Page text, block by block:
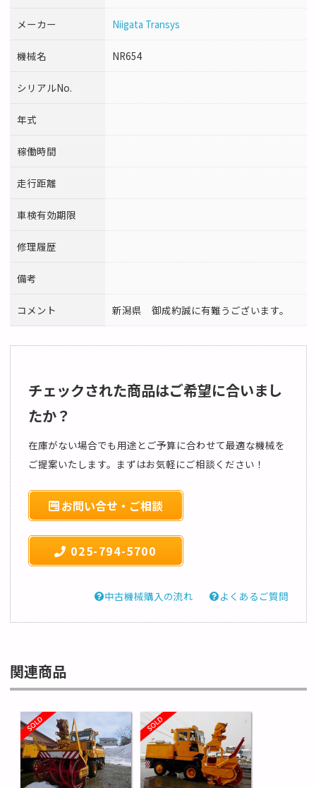
メーカー Niigata Transys
機械名 NR654
シリアルNo.
年式
稼働時間
走行距離
車検有効期限
修理履歴
備考
コメント 新潟県 御成約誠に有難うございます。
チェックされた商品はご希望に合いまし
たか？
在庫がない場合でも用途とご予算に合わせて最適な機械を
ご提案いたします。まずはお気軽にご相談ください！
お問い合せ・ご相談
025-794-5700
中古機械購入の流れ よくあるご質問
関連商品